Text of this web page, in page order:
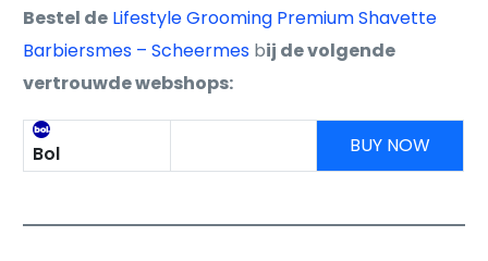
Bestel de Lifestyle Grooming Premium Shavette
Barbiersmes – Scheermes bij de volgende
vertrouwde webshops:
Bol BUY NOW